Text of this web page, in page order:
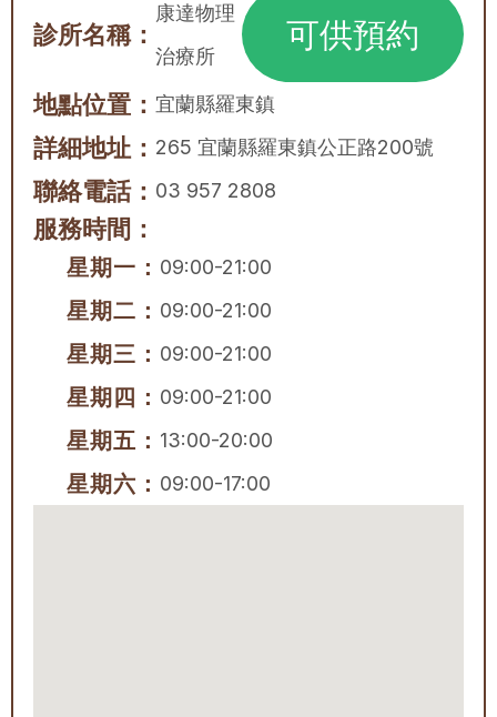
診所名稱：
康達物理
治療所
可供預約
地點位置： 宜蘭縣羅東鎮
詳細地址： 265 宜蘭縣羅東鎮公正路200號
聯絡電話： 03 957 2808
服務時間：
星期一： 09:00-21:00
星期二： 09:00-21:00
星期三： 09:00-21:00
星期四： 09:00-21:00
星期五： 13:00-20:00
星期六： 09:00-17:00